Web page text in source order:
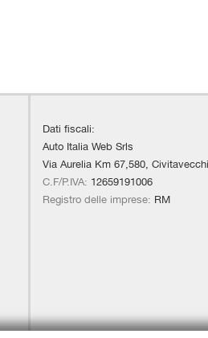
Dati fiscali:
Auto Italia Web Srls
Via Aurelia Km 67,580,
C.F/P.IVA: 12659191006
Registro delle imprese: RM